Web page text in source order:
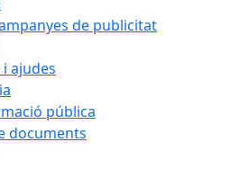
de publicitat
ajudes
pública
documents